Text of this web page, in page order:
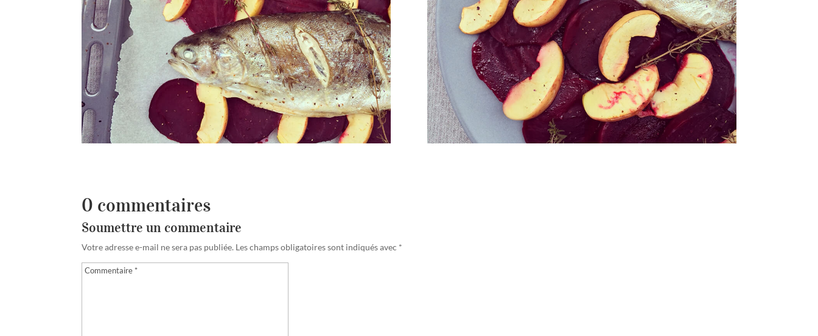
0 commentaires
Soumettre un commentaire
Votre adresse e-mail ne sera pas publiée. Les champs obligatoires sont indiqués avec *